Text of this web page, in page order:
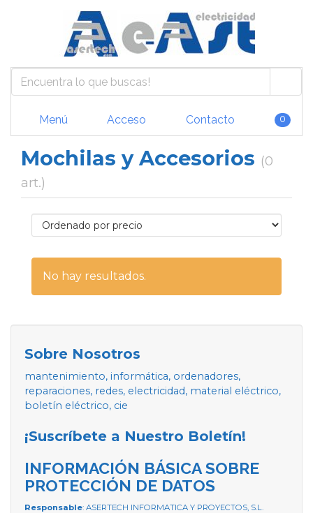
Menú Acceso Contacto 0
Mochilas y Accesorios (0
art.)
No hay resultados.
Sobre Nosotros
mantenimiento, informática, ordenadores,
reparaciones, redes, electricidad, material eléctrico,
boletín eléctrico, cie
¡Suscríbete a Nuestro Boletín!
INFORMACIÓN BÁSICA SOBRE
PROTECCIÓN DE DATOS
Responsable: ASERTECH INFORMATICA Y PROYECTOS, S.L.